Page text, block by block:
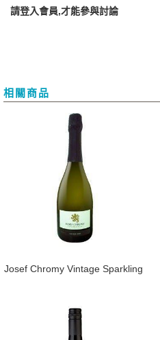
請登入會員,才能參與討論
相關商品
​Josef Chromy Vintage Sparkling